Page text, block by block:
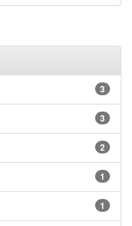
3
3
2
1
1